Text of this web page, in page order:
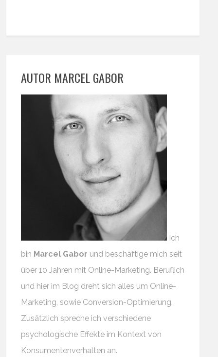
AUTOR MARCEL GABOR
Ich
bin Marcel Gabor und beschäftige mich seit
über 10 Jahren mit Online-Marketing. Beruflich
und hier im Blog dreht sich alles um Online-
Marketing, sowie Conversion-Optimierung.
Zusätzlich spreche ich verschiedene
psychologische Effekte im Kontext von
Konsumentenverhalten an.